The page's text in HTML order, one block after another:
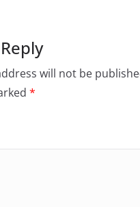
will not be
*